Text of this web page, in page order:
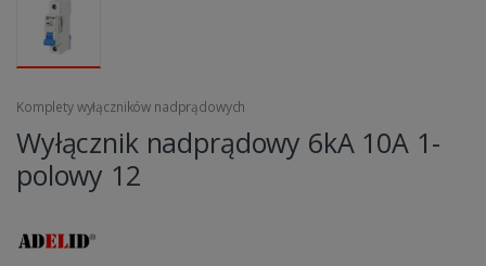
Komplety wyłączników nadprądowych
Wyłącznik nadprądowy 6kA 10A 1-
polowy 12